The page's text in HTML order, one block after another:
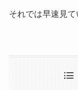
それでは早速見て